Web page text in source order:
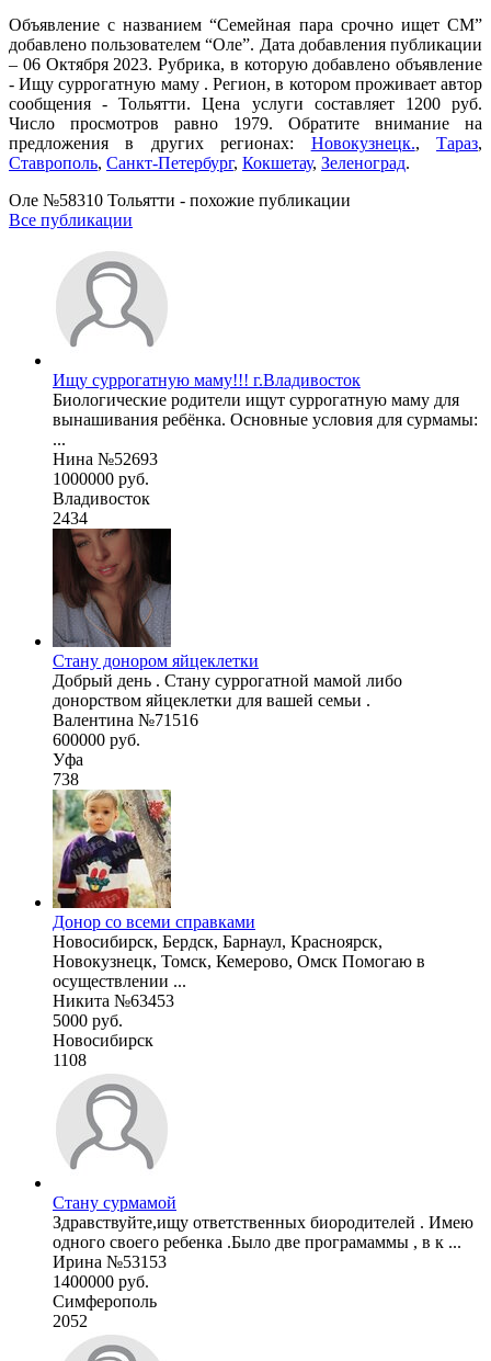
Объявление с названием “Семейная пара срочно ищет СМ”
добавлено пользователем “Оле”. Дата добавления публикации
– 06 Октября 2023. Рубрика, в которую добавлено объявление
- Ищу суррогатную маму . Регион, в котором проживает автор
сообщения - Тольятти. Цена услуги составляет 1200 руб.
Число просмотров равно 1979. Обратите внимание на
предложения в других регионах: Новокузнецк.,Тараз,
Ставрополь, Санкт-Петербург, Кокшетау, Зеленоград.
Оле №58310 Тольятти - похожие публикации
Все публикации
Ищу суррогатную маму!!! г.Владивосток
Биологические родители ищут суррогатную маму для
вынашивания ребёнка. Основные условия для сурмамы:
...
Нина №52693
1000000 руб.
Владивосток
2434
Стану донором яйцеклетки
Добрый день . Стану суррогатной мамой либо
донорством яйцеклетки для вашей семьи .
Валентина №71516
600000 руб.
Уфа
738
Донор со всеми справками
Новосибирск, Бердск, Барнаул, Красноярск,
Новокузнецк, Томск, Кемерово, Омск Помогаю в
осуществлении ...
Никита №63453
5000 руб.
Новосибирск
1108
Стану сурмамой
Здравствуйте,ищу ответственных биородителей . Имею
одного своего ребенка .Было две програмаммы , в к ...
Ирина №53153
1400000 руб.
Симферополь
2052